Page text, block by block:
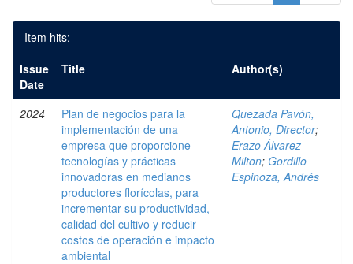
Item hits:
Issue
Date
Title Author(s)
2024
Plan de negocios para la
implementación de una
empresa que proporcione
tecnologías y prácticas
innovadoras en medianos
productores florícolas, para
incrementar su productividad,
calidad del cultivo y reducir
costos de operación e impacto
ambiental
Quezada Pavón,
Antonio, Director;
Erazo Álvarez
Milton; Gordillo
Espinoza, Andrés